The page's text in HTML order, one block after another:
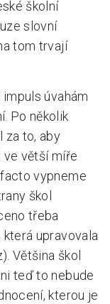
školní
slovní
tom trvají
úvahám
Po několik
za to, aby
ve větší míře
vypneme
škol
třeba
která upravovala
Většina škol
teď to nebude
kterou je